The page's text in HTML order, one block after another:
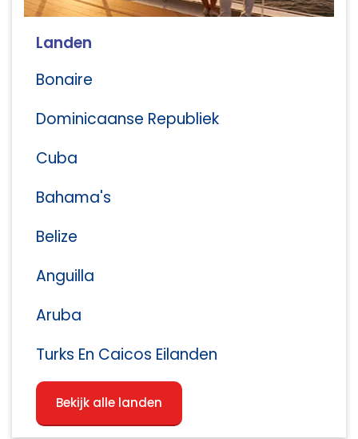
Landen
Bonaire
Dominicaanse Republiek
Cuba
Bahama's
Belize
Anguilla
Aruba
Turks En Caicos Eilanden
Bekijk alle landen